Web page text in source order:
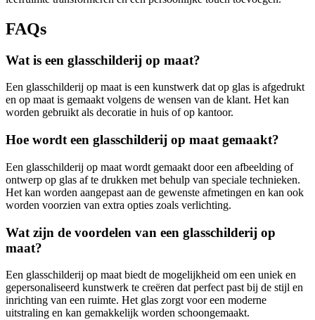
FAQs
Wat is een glasschilderij op maat?
Een glasschilderij op maat is een kunstwerk dat op glas is afgedrukt
en op maat is gemaakt volgens de wensen van de klant. Het kan
worden gebruikt als decoratie in huis of op kantoor.
Hoe wordt een glasschilderij op maat gemaakt?
Een glasschilderij op maat wordt gemaakt door een afbeelding of
ontwerp op glas af te drukken met behulp van speciale technieken.
Het kan worden aangepast aan de gewenste afmetingen en kan ook
worden voorzien van extra opties zoals verlichting.
Wat zijn de voordelen van een glasschilderij op
maat?
Een glasschilderij op maat biedt de mogelijkheid om een uniek en
gepersonaliseerd kunstwerk te creëren dat perfect past bij de stijl en
inrichting van een ruimte. Het glas zorgt voor een moderne
uitstraling en kan gemakkelijk worden schoongemaakt.